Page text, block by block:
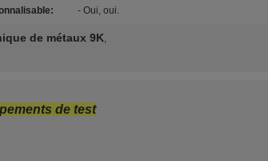
- Oui, oui.
de métaux 9K,
de test